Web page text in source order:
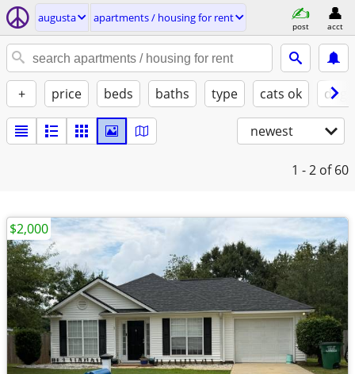
augusta apartments / housing for rent
post acct
+ price beds baths type cats ok
newest
1 - 2 of 60
$2,000